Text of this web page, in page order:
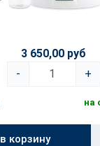
3 650,00 руб
-
+
на
в корзину